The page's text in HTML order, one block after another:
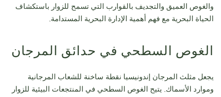
والغوص العميق والتجديف بالقوارب التي تسمح للزوار باستكشاف
الحياة البحرية مع فهم أهمية الإدارة البحرية المستدامة.
الغوص السطحي في حدائق المرجان
يجعل مثلث المرجان إندونيسيا نقطة ساخنة للشعاب المرجانية
وموارد الأسماك. يتيح الغوص السطحي في المنتجعات البيئية للزوار